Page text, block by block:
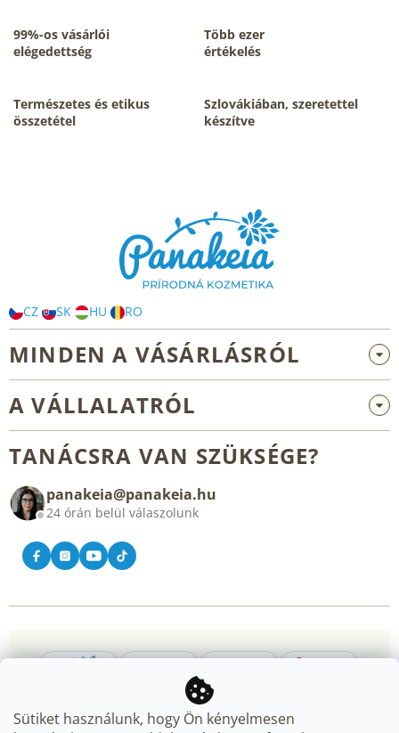
Sütiket használunk, hogy Ön kényelmesen
r
y
e
m
e
i
99%-os vásárlói
elégedettség
Több ezer
értékelés
Természetes és etikus
összetétel
Szlovákiában, szeretettel
készítve
CZ SK HU RO
MINDEN A VÁSÁRLÁSRÓL
Nagykereskedelem és együttműködés
Általános üzleti feltételek
A VÁLLALATRÓL
Kapcsolat
TANÁCSRA VAN SZÜKSÉGE?
panakeia@panakeia.hu
24 órán belül válaszolunk